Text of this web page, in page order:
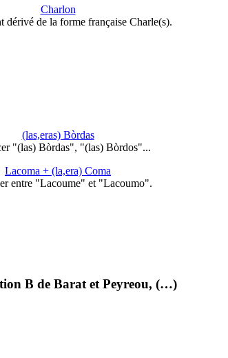
Charlon
dérivé de la forme française Charle(s).
(las,eras) Bòrdas
"(las) Bòrdas", "(las) Bòrdos"...
Lacoma + (la,era) Coma
entre "Lacoume" et "Lacoumo".
B de Barat et Peyreou, (…)